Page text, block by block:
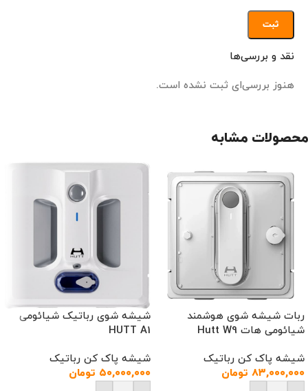
نقد و بررسی‌ها
هنوز بررسی‌ای ثبت نشده است.
محصولات مشابه
ربات شیشه شوی هوشمند
شیائومی هات Hutt W9
شیشه پاک کن رباتیک
۸۳,۰۰۰,۰۰۰ تومان
شیشه شوی رباتیک شیائومی
HUTT A1
شیشه پاک کن رباتیک
۵۰,۰۰۰,۰۰۰ تومان